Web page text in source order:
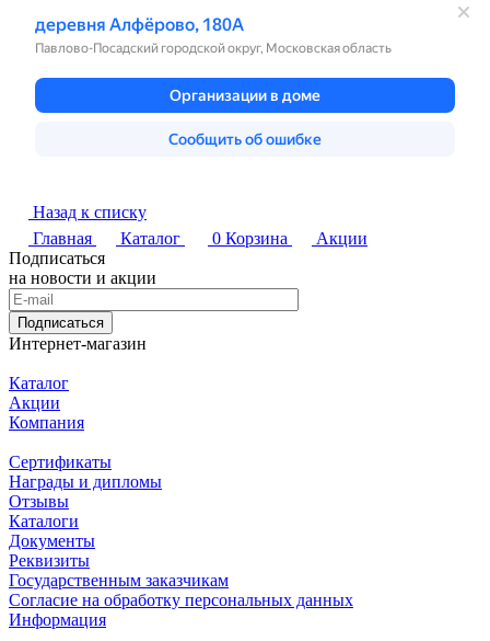
Назад к списку
Главная
Каталог 0 Корзина
Акции
Подписаться
на новости и акции
Подписаться
Интернет-магазин
Каталог
Акции
Компания
Сертификаты
Награды и дипломы
Отзывы
Каталоги
Документы
Реквизиты
Государственным заказчикам
Согласие на обработку персональных данных
Информация